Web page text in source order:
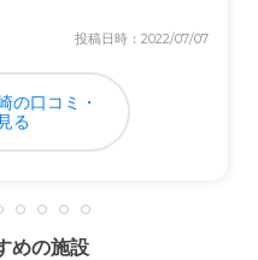
投稿日時：2022/07/07
の口コミ・
る
めの施設